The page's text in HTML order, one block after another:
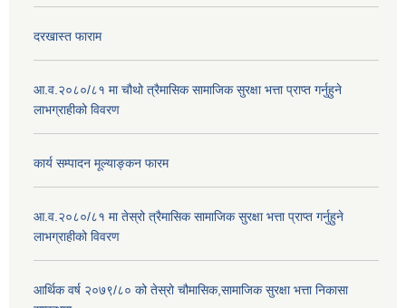
दरखास्त फाराम
आ.व.२०८०/८१ मा चौथो त्रैमासिक सामाजिक सुरक्षा भत्ता प्राप्त गर्नुहुने
लाभग्राहीको विवरण
कार्य सम्पादन मूल्याङ्कन फारम
आ.व.२०८०/८१ मा तेस्रो त्रैमासिक सामाजिक सुरक्षा भत्ता प्राप्त गर्नुहुने
लाभग्राहीको विवरण
आर्थिक वर्ष २०७९/८० को तेस्रो चौमासिक,सामाजिक सुरक्षा भत्ता निकासा